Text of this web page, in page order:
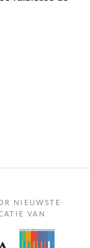
NIEUWSTE
VAN